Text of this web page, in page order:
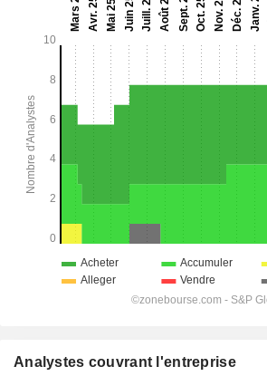
Analystes couvrant l'entreprise